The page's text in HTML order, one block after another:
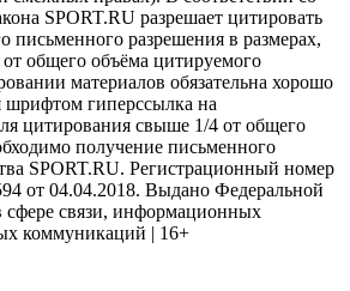
SPORT.RU разрешает цитировать
письменного разрешения в размерах,
общего объёма цитируемого
материалов обязательна хорошо
шрифтом гиперссылка на
цитирования свыше 1/4 от общего
получение письменного
SPORT.RU. Регистрационный номер
04.04.2018. Выдано Федеральной
сфере связи, информационных
коммуникаций | 16+